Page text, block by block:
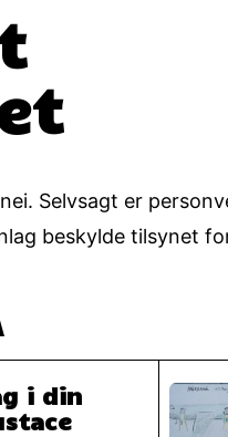
Selvsagt er
beskylde tilsynet
i din